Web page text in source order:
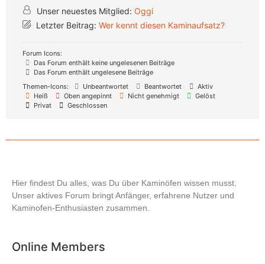
Unser neuestes Mitglied: Oggi
Letzter Beitrag: Wer kennt diesen Kaminaufsatz?
Forum Icons:
Das Forum enthält keine ungelesenen Beiträge
Das Forum enthält ungelesene Beiträge
Themen-Icons:
Unbeantwortet Beantwortet
Aktiv
Heiß
Oben angepinnt Nicht genehmigt
Gelöst
Privat
Geschlossen
Hier findest Du alles, was Du über Kaminöfen wissen musst.
Unser aktives Forum bringt Anfänger, erfahrene Nutzer und
Kaminofen-Enthusiasten zusammen.
Online Members